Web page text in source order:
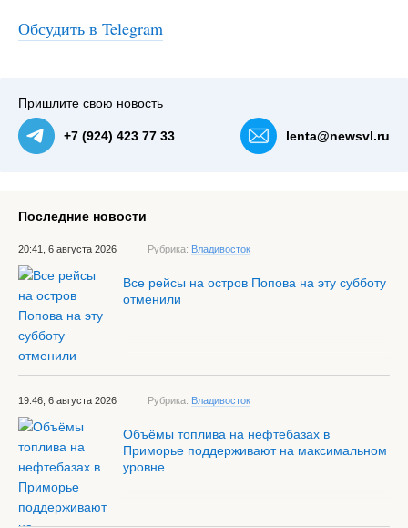
Обсудить в Telegram
#3
Пришлите свою новость
+7 (924) 423 77 33 lenta@newsvl.ru
Последние новости
20:41, 6 августа 2026 Рубрика: Владивосток
Все рейсы на остров Попова на эту субботу
отменили
19:46, 6 августа 2026 Рубрика: Владивосток
Объёмы топлива на нефтебазах в
Приморье поддерживают на максимальном
уровне